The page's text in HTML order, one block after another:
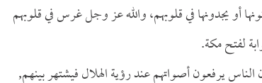
أو يجدونها في قلوبهم، والله عز وجل غرس في قلوبهم
لفتح مكة.
يرفعون أصواتهم عند رؤية الهلال فيشتهر بينهم,